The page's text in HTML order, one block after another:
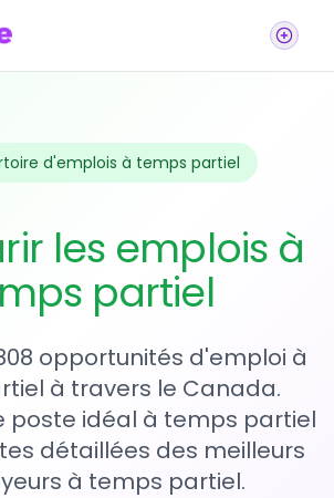
d'emplois à temps partiel
les emplois à
partiel
opportunités d'emploi à
à travers le Canada.
poste idéal à temps partiel
détaillées des meilleurs
à temps partiel.